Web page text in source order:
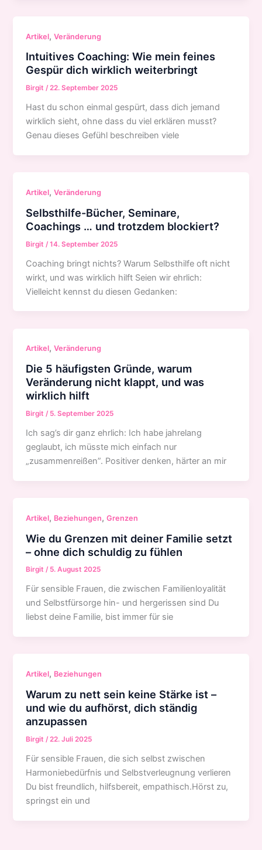
Artikel,Veränderung
Intuitives Coaching: Wie mein feines
Gespür dich wirklich weiterbringt
Birgit/22. September 2025
Hast du schon einmal gespürt, dass dich jemand
wirklich sieht, ohne dass du viel erklären musst?
Genau dieses Gefühl beschreiben viele
Artikel,Veränderung
Selbsthilfe-Bücher, Seminare,
Coachings … und trotzdem blockiert?
Birgit /14. September 2025
Coaching bringt nichts? Warum Selbsthilfe oft nicht
wirkt, und was wirklich hilft Seien wir ehrlich:
Vielleicht kennst du diesen Gedanken:
Artikel,Veränderung
Die 5 häufigsten Gründe, warum
Veränderung nicht klappt, und was
wirklich hilft
Birgit/ 5. September 2025
Ich sag’s dir ganz ehrlich: Ich habe jahrelang
geglaubt, ich müsste mich einfach nur
„zusammenreißen”. Positiver denken, härter an mir
Artikel, Beziehungen,Grenzen
Wie du Grenzen mit deiner Familie setzt
– ohne dich schuldig zu fühlen
Birgit/ 5. August 2025
Für sensible Frauen, die zwischen Familienloyalität
und Selbstfürsorge hin- und hergerissen sind Du
liebst deine Familie, bist immer für sie
Artikel, Beziehungen
Warum zu nett sein keine Stärke ist –
und wie du aufhörst, dich ständig
anzupassen
Birgit/22. Juli 2025
Für sensible Frauen, die sich selbst zwischen
Harmoniebedürfnis und Selbstverleugnung verlieren
Du bist freundlich, hilfsbereit, empathisch.Hörst zu,
springst ein und